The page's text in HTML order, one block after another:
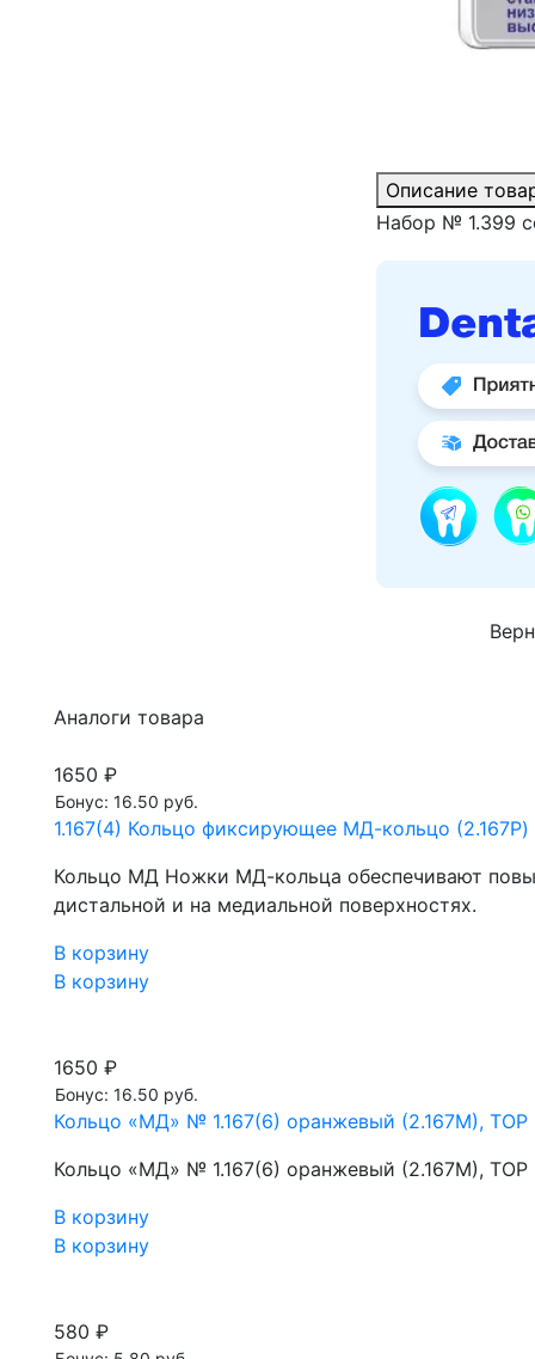
Описание
Набор № 1.399
Аналоги товара
1650 ₽
Бонус: 16.50 руб.
1.167(4) Кольцо фиксирующее МД-кольцо
Кольцо МД Ножки МД-кольца обеспечивают
дистальной и на медиальной поверхностях.
В корзину
В корзину
1650 ₽
Бонус: 16.50 руб.
Кольцо «МД» № 1.167(6) оранжевый (2.167М),
Кольцо «МД» № 1.167(6) оранжевый (2.167М),
В корзину
В корзину
580 ₽